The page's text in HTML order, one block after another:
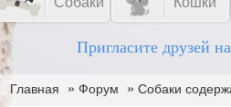
Пригласите друзей
Главная » Форум » Собаки